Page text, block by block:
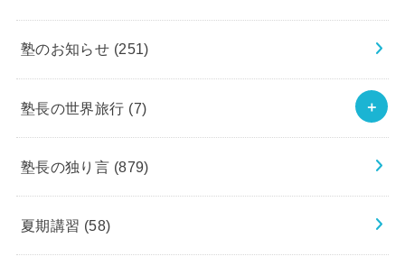
塾のお知らせ (251)
塾長の世界旅行 (7)
塾長の独り言 (879)
夏期講習 (58)